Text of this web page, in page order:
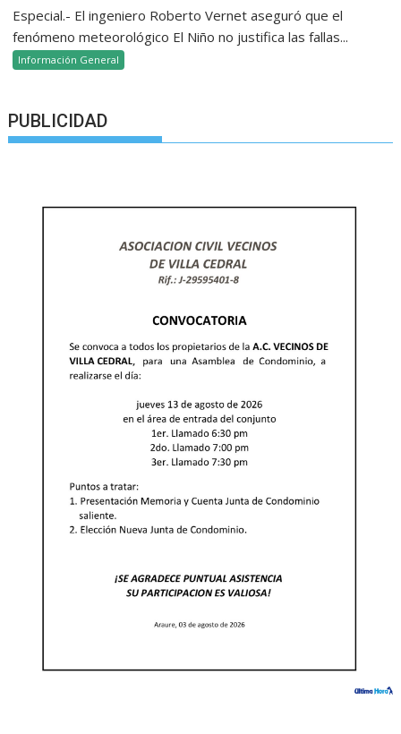
Especial.- El ingeniero Roberto Vernet aseguró que el
fenómeno meteorológico El Niño no justifica las fallas...
Información General
PUBLICIDAD